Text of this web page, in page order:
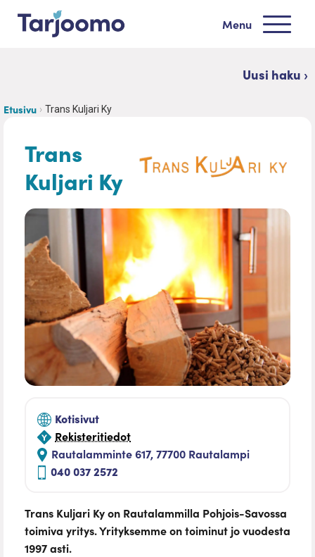
Siirry sisältöön
Menu
Uusi haku ›
Etusivu Trans Kuljari Ky
Trans
Kuljari Ky
Rautalamminte 617, 77700 Rautalampi
040 037 2572
Kotisivut
Rekisteritiedot
Trans Kuljari Ky on Rautalammilla Pohjois-Savossa
toimiva yritys. Yrityksemme on toiminut jo vuodesta
1997 asti.